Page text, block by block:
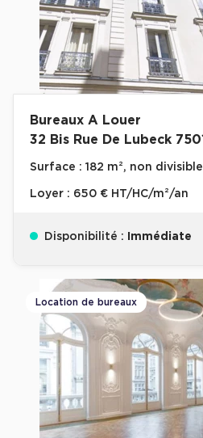
Bureaux A Louer
32 Bis Rue De Lubeck
Surface : 182 m², non
Loyer : 650 € HT/HC/m²/an
Disponibilité : Immédiate
Location de bureaux